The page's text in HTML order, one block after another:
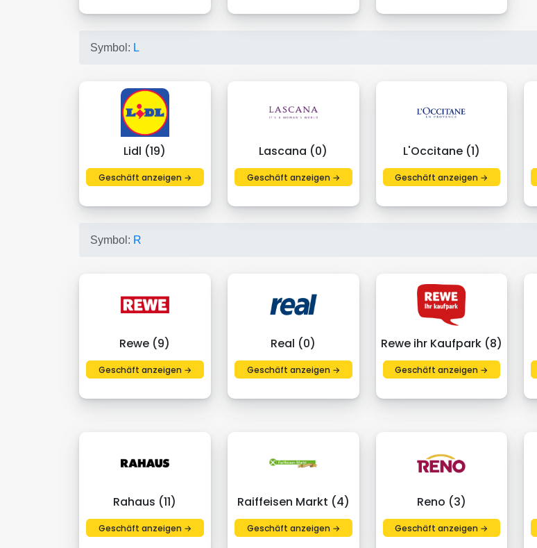
Symbol: L
Lidl (19)
Geschäft anzeigen →
Lascana (0)
Geschäft anzeigen →
L'Occitane (1)
Geschäft anzeigen →
Symbol: R
Rewe (9)
Geschäft anzeigen →
Real (0)
Geschäft anzeigen →
Rewe ihr Kaufpark (8)
Geschäft anzeigen →
Rahaus (11)
Geschäft anzeigen →
Raiffeisen Markt (4)
Geschäft anzeigen →
Reno (3)
Geschäft anzeigen →